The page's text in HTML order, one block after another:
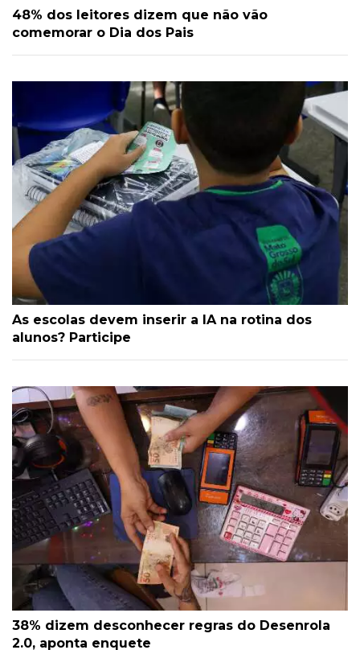
48% dos leitores dizem que não vão
comemorar o Dia dos Pais
As escolas devem inserir a IA na rotina dos
alunos? Participe
38% dizem desconhecer regras do Desenrola
2.0, aponta enquete